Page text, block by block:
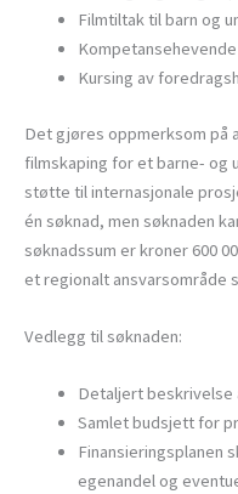
Filmtiltak til barn og
Kursing av
Det gjøres oppmerksom på
filmskaping for et barne- og
støtte til internasjonale
én søknad, men søknaden
søknadssum er kroner 600
et regionalt ansvarsområde
Vedlegg til søknaden:
Detaljert
Samlet budsjett for
Finansieringsplanen
egenandel og